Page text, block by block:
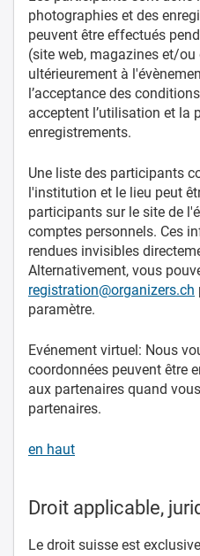
photographies et des
peuvent être effectués
(site web, magazines et/
ultérieurement à
l’acceptance des
acceptent l’utilisation et la
enregistrements.
Une liste des participants
l'institution et le lieu peut
participants sur le site de
comptes personnels. Ces
rendues invisibles
Alternativement, vous
registration@organizers.ch
paramètre.
Evénement virtuel: Nous
coordonnées peuvent être
aux partenaires quand
partenaires.
en haut
Droit applicable,
Le droit suisse est